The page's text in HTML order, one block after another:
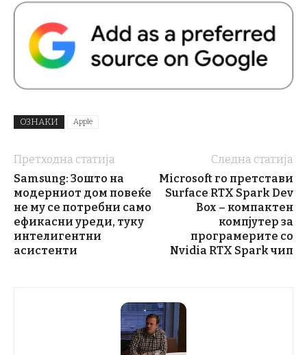
ОЗНАКИ Apple
Претходна статија
Samsung: Зошто на
модерниот дом повеќе
не му се потребни само
ефикасни уреди, туку
интелигентни
асистенти
Следна статија
Microsoft го претстави
Surface RTX Spark Dev
Box – компактен
компјутер за
програмерите со
Nvidia RTX Spark чип